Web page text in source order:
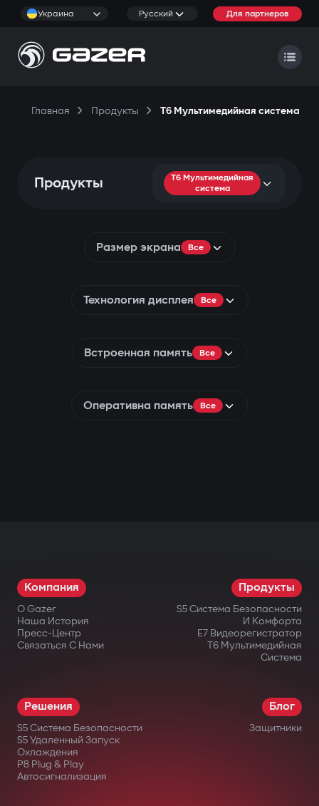
Украина Русский Для партнеров
Главная Продукты T6 Мультимедийная система
Продукты
T6 Мультимедийная
система
Размер экрана Все
Технология дисплея Все
Встроенная память Все
Оперативна память Все
Компания
О Gazer
Наша История
Пресс-Центр
Связаться С Нами
Продукты
S5 Система Безопасности
И Комфорта
E7 Видеорегистратор
T6 Мультимедийная
Система
Решения
S5 Система Безопасности
S5 Удаленный Запуск
Охлаждения
P8 Plug & Play
Автосигнализация
Блог
Защитники